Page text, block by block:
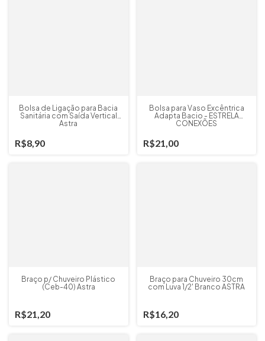
Bolsa de Ligação para Bacia
Sanitária com Saída Vertical
Astra
R$8,90
Bolsa para Vaso Excêntrica
Adapta Bacio - ESTRELA
CONEXÕES
R$21,00
Braço p/ Chuveiro Plástico
(Ceb-40) Astra
R$21,20
Braço para Chuveiro 30cm
com Luva 1/2' Branco ASTRA
R$16,20